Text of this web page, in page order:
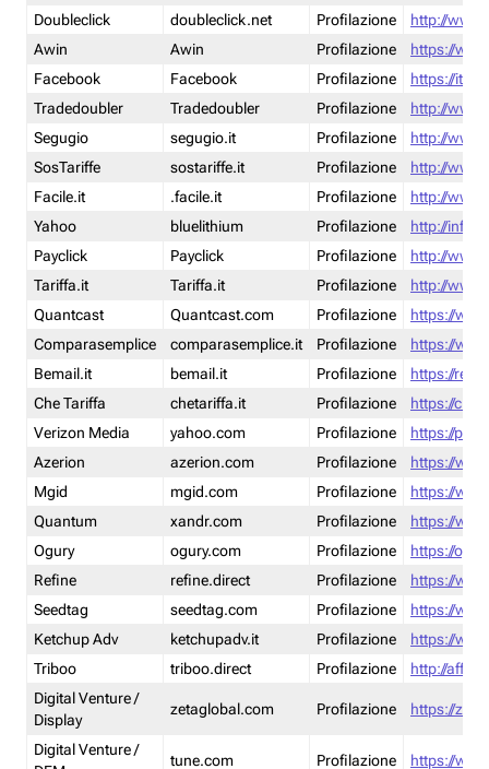
Doubleclick
doubleclick.net Profilazione
http://
Awin
Awin Profilazione
https://
Facebook
Facebook Profilazione
https://it-
Tradedoubler
Tradedoubler Profilazione
http://
Segugio
segugio.it Profilazione
http://
SosTariffe
sostariffe.it Profilazione
http://
Facile.it
.facile.it Profilazione
http://
Yahoo
bluelithium Profilazione
http://
Payclick
Payclick Profilazione
http://
Tariffa.it
Tariffa.it Profilazione
http://
Quantcast
Quantcast.com Profilazione
https://
Comparasemplice
comparasemplice.it Profilazione
https://
Bemail.it
bemail.it Profilazione
https://
Che Tariffa
chetariffa.it Profilazione
https://
Verizon Media
yahoo.com Profilazione
https://
Azerion
azerion.com Profilazione
https://
Mgid
mgid.com Profilazione
https://
Quantum
xandr.com Profilazione
https://
Ogury
ogury.com Profilazione
https://
Refine
refine.direct Profilazione
https://
Seedtag
seedtag.com Profilazione
https://
Ketchup Adv
ketchupadv.it Profilazione
https://
Triboo
triboo.direct Profilazione
http://
Digital Venture /
Display
zetaglobal.com Profilazione https://
Digital Venture /
tune.com Profilazione https://